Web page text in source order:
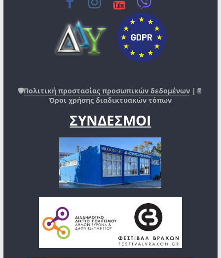
🛡️Πολιτική προστασίας προσωπικών δεδομένων |📄
Όροι χρήσης διαδικτυακών τόπων
ΣΥΝΔΕΣΜΟΙ